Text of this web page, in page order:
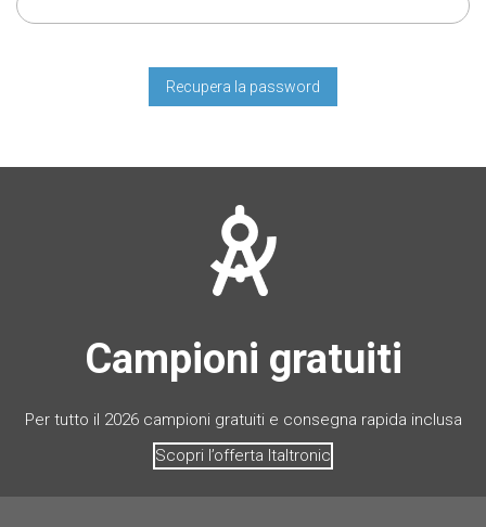
Campioni gratuiti
Per tutto il 2026 campioni gratuiti e consegna rapida inclusa
Scopri l’offerta Italtronic